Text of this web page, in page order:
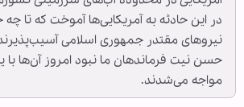
در این حادثه به آمریکایی‌ها آموخت که تا چه
نیروهای مقتدر جمهوری اسلامی
حسن نیت فرماندهان ما نبود امروز آن‌ها
مواجه می‌شدند.